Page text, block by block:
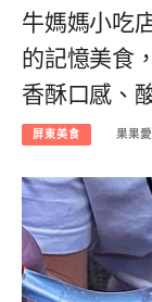
牛媽媽小吃
的記憶美食
香酥口感、
屏東美食 果果